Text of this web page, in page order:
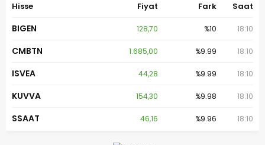
Hisse Fiyat Fark Saat
BIGEN 128,70 %10 18:10
CMBTN 1.685,00 %9.99 18:10
ISVEA 44,28 %9.99 18:10
KUVVA 154,30 %9.98 18:10
SSAAT 46,16 %9.96 18:10